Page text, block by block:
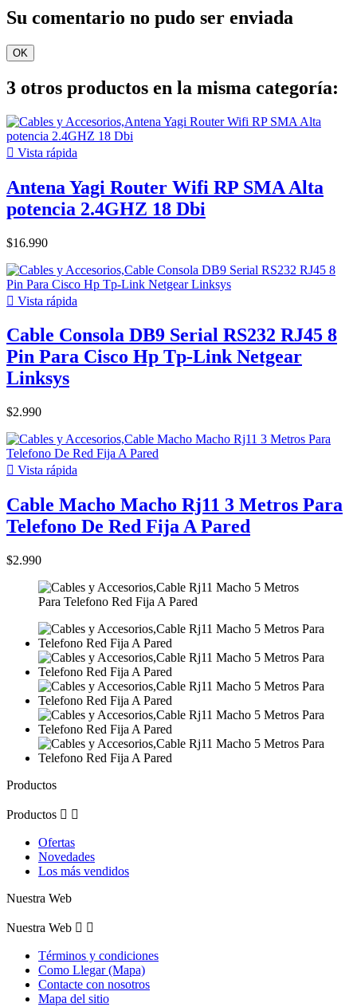
Su comentario no pudo ser enviada
OK
3 otros productos en la misma categoría:
 Vista rápida
Antena Yagi Router Wifi RP SMA Alta
potencia 2.4GHZ 18 Dbi
$16.990
 Vista rápida
Cable Consola DB9 Serial RS232 RJ45 8
Pin Para Cisco Hp Tp-Link Netgear
Linksys
$2.990
 Vista rápida
Cable Macho Macho Rj11 3 Metros Para
Telefono De Red Fija A Pared
$2.990
Productos
Productos  
Ofertas
Novedades
Los más vendidos
Nuestra Web
Nuestra Web  
Términos y condiciones
Como Llegar (Mapa)
Contacte con nosotros
Mapa del sitio